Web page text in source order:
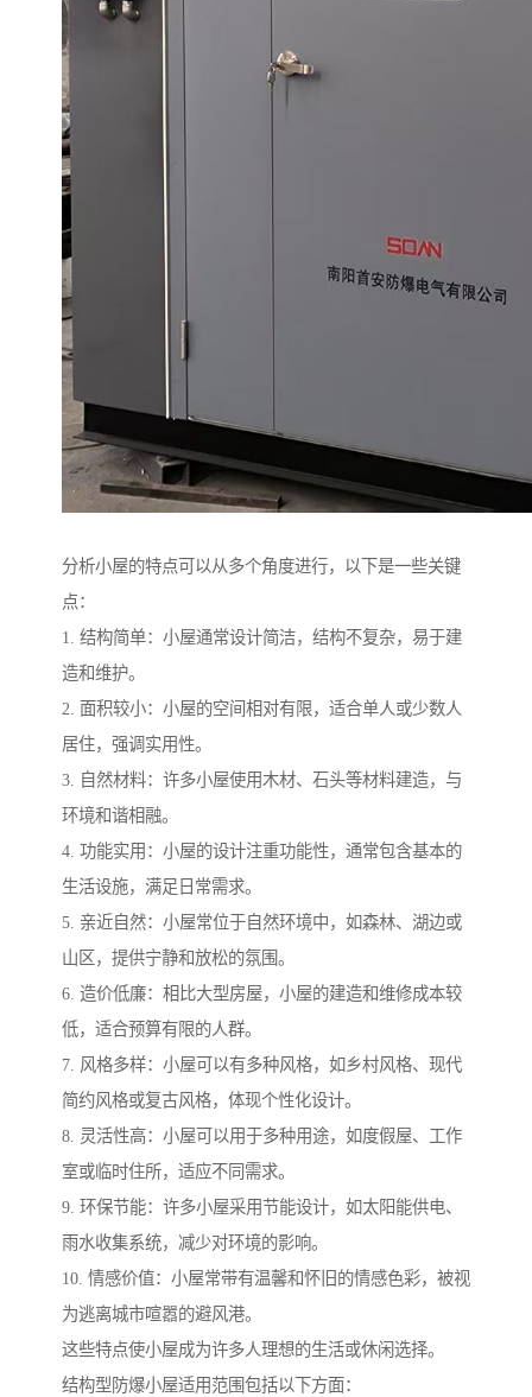
分析小屋的特点可以从多个角度进行，以下是一些关键
点：
1. 结构简单：小屋通常设计简洁，结构不复杂，易于建
造和维护。
2. 面积较小：小屋的空间相对有限，适合单人或少数人
居住，强调实用性。
3. 自然材料：许多小屋使用木材、石头等材料建造，与
环境和谐相融。
4. 功能实用：小屋的设计注重功能性，通常包含基本的
生活设施，满足日常需求。
5. 亲近自然：小屋常位于自然环境中，如森林、湖边或
山区，提供宁静和放松的氛围。
6. 造价低廉：相比大型房屋，小屋的建造和维修成本较
低，适合预算有限的人群。
7. 风格多样：小屋可以有多种风格，如乡村风格、现代
简约风格或复古风格，体现个性化设计。
8. 灵活性高：小屋可以用于多种用途，如度假屋、工作
室或临时住所，适应不同需求。
9. 环保节能：许多小屋采用节能设计，如太阳能供电、
雨水收集系统，减少对环境的影响。
10. 情感价值：小屋常带有温馨和怀旧的情感色彩，被视
为逃离城市喧嚣的避风港。
这些特点使小屋成为许多人理想的生活或休闲选择。
结构型防爆小屋适用范围包括以下方面：